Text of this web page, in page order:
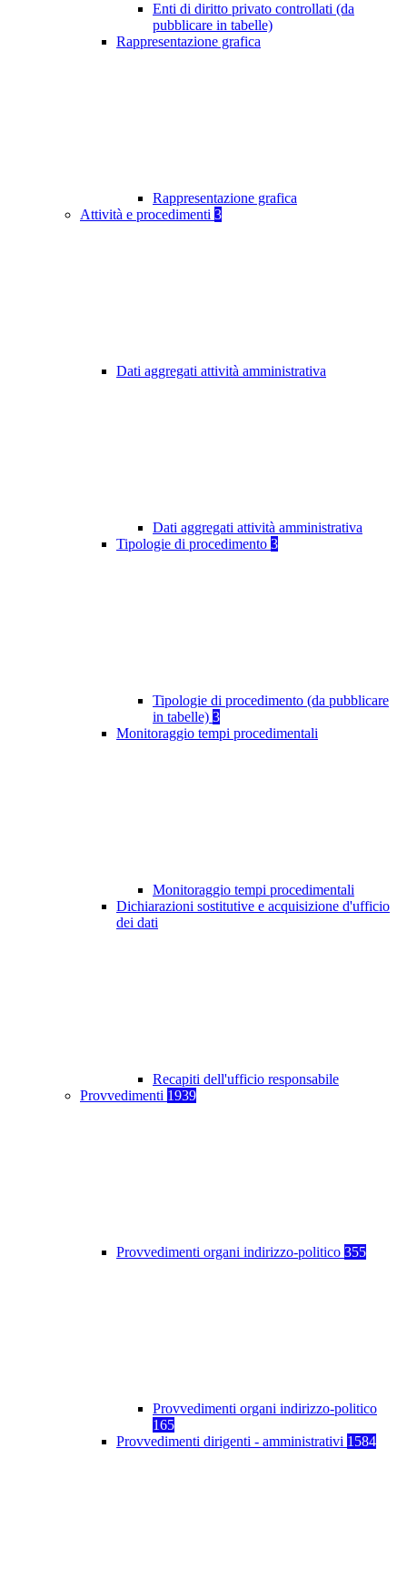
Enti di diritto privato controllati (da
pubblicare in tabelle)
Rappresentazione grafica
Rappresentazione grafica
Attività e procedimenti 3
Dati aggregati attività amministrativa
Dati aggregati attività amministrativa
Tipologie di procedimento 3
Tipologie di procedimento (da pubblicare
in tabelle) 3
Monitoraggio tempi procedimentali
Monitoraggio tempi procedimentali
Dichiarazioni sostitutive e acquisizione d'ufficio
dei dati
Recapiti dell'ufficio responsabile
Provvedimenti 1939
Provvedimenti organi indirizzo-politico 355
Provvedimenti organi indirizzo-politico
165
Provvedimenti dirigenti - amministrativi 1584